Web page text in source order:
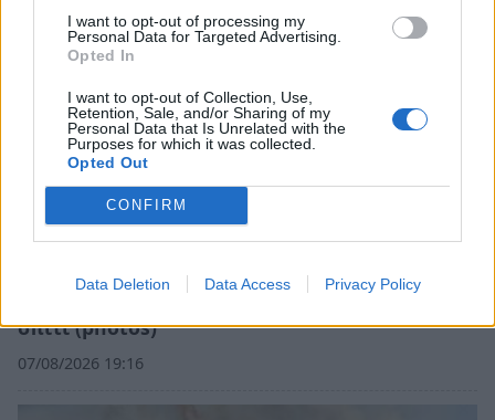
I want to opt-out of processing my
Personal Data for Targeted Advertising.
Opted In
I want to opt-out of Collection, Use,
Retention, Sale, and/or Sharing of my
Personal Data that Is Unrelated with the
Purposes for which it was collected.
Opted Out
CONFIRM
Data Deletion Data Access Privacy Policy
σπίτι (photos)
07/08/2026 19:16